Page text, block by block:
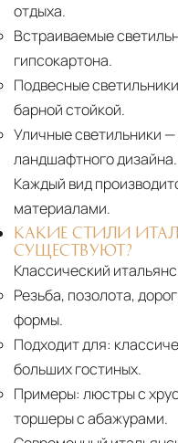
отдыха.
Встраиваемые
гипсокартона.
Подвесные светильники
барной стойкой.
Уличные светильники —
ландшафтного дизайна.
Каждый вид
материалами.
КАКИЕ СТИЛИ
СУЩЕСТВУЮТ?
Классический
Резьба, позолота,
формы.
Подходит для:
больших гостиных.
Примеры: люстры с
торшеры с абажурами.